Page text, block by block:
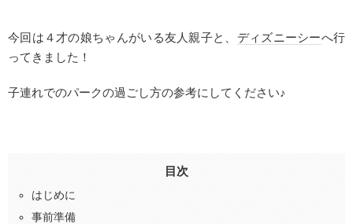
今回は４才の娘ちゃんがいる友人親子と、 ディズニーシーへ行
ってきました！
子連れでのパークの過ごし方の参考にしてください♪
目次
はじめに
事前準備